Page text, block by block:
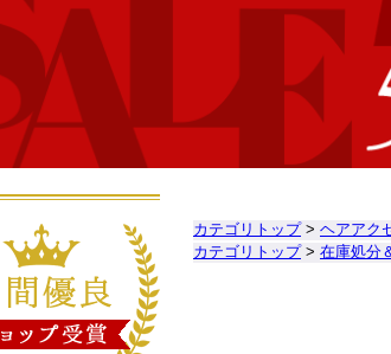
カテゴリトップ> ヘアアク
カテゴリトップ> 在庫処分